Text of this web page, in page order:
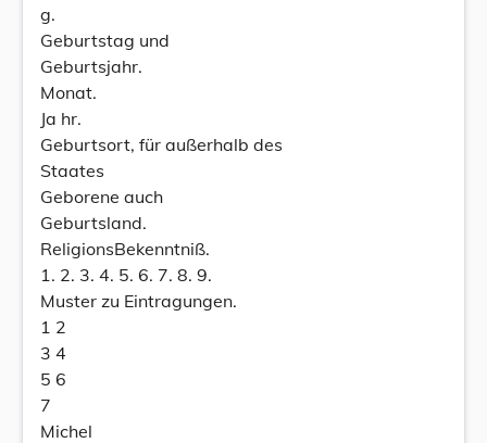
g.
Geburtstag und
Geburtsjahr.
Monat.
Ja hr.
Geburtsort, für außerhalb des
Staates
Geborene auch
Geburtsland.
ReligionsBekenntniß.
1. 2. 3. 4. 5. 6. 7. 8. 9.
Muster zu Eintragungen.
1 2
3 4
5 6
7
Michel